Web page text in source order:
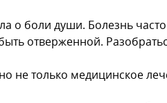
о боли души. Болезнь
отверженной.
не только медицинское